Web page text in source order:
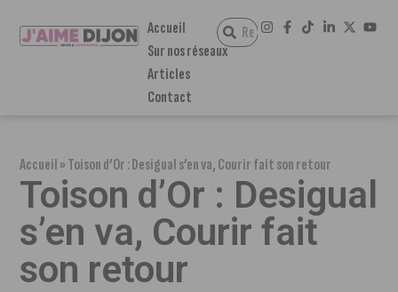
Accueil
Sur nos réseaux
Articles
Contact
Accueil»Toison d’Or : Desigual s’en va, Courir fait son retour
Toison d’Or : Desigual
s’en va, Courir fait
son retour